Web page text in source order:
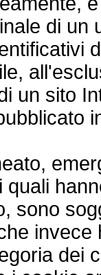
di un
un sito
quali
sono
dei